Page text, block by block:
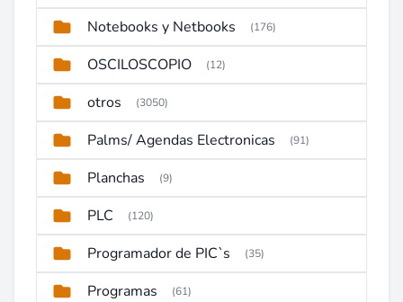
Notebooks y Netbooks (176)
OSCILOSCOPIO (12)
otros (3050)
Palms/ Agendas Electronicas (91)
Planchas (9)
PLC (120)
Programador de PIC`s (35)
Programas (61)